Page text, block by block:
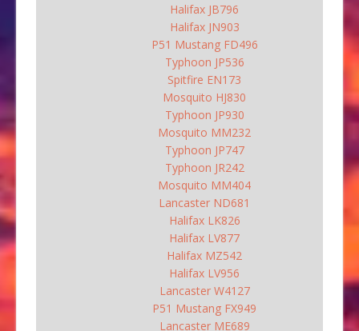
Halifax JB796
Halifax JN903
P51 Mustang FD496
Typhoon JP536
Spitfire EN173
Mosquito HJ830
Typhoon JP930
Mosquito MM232
Typhoon JP747
Typhoon JR242
Mosquito MM404
Lancaster ND681
Halifax LK826
Halifax LV877
Halifax MZ542
Halifax LV956
Lancaster W4127
P51 Mustang FX949
Lancaster ME689